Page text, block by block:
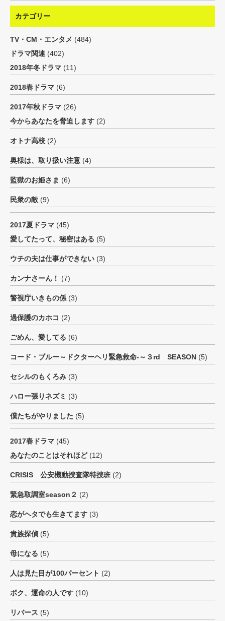
カテゴリー
TV・CM・エンタメ (484)
ドラマ関連 (402)
2018年冬ドラマ (11)
2018春ドラマ (6)
2017年秋ドラマ (26)
今からあなたを脅迫します (2)
オトナ高校 (2)
奥様は、取り扱い注意 (4)
監獄のお姫さま (6)
民衆の敵 (9)
2017夏ドラマ (45)
愛してたって、秘密はある (5)
ウチの夫は仕事ができない (3)
カンナさーん！ (7)
警視庁いきもの係 (3)
過保護のカホコ (2)
ごめん、愛してる (6)
コード・ブルー～ドクターヘリ緊急救命-～３rd SEASON (5)
セシルのもくろみ (3)
ハロー張りネズミ (3)
僕たちがやりました (5)
2017春ドラマ (45)
あなたのことはそれほど(12)
CRISIS 公安機動捜査隊特捜班 (2)
緊急取調室season２ (2)
恋がヘタでも生きてます (3)
貴族探偵 (5)
母になる (5)
人は見た目が100パーセント (2)
ボク、運命の人です (10)
リバース (5)